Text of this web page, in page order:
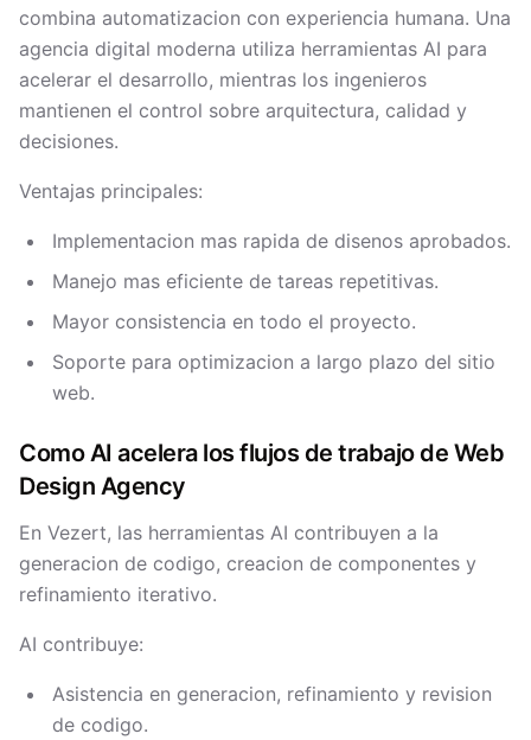
combina automatizacion con experiencia humana. Una
agencia digital moderna utiliza herramientas AI para
acelerar el desarrollo, mientras los ingenieros
mantienen el control sobre arquitectura, calidad y
decisiones.
Ventajas principales:
Implementacion mas rapida de disenos aprobados.
Manejo mas eficiente de tareas repetitivas.
Mayor consistencia en todo el proyecto.
Soporte para optimizacion a largo plazo del sitio
web.
Como AI acelera los flujos de trabajo de Web
Design Agency
En Vezert, las herramientas AI contribuyen a la
generacion de codigo, creacion de componentes y
refinamiento iterativo.
AI contribuye:
Asistencia en generacion, refinamiento y revision
de codigo.